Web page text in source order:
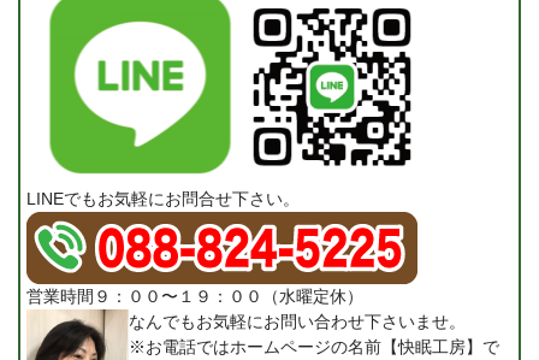
LINEでもお気軽にお問合せ下さい。
営業時間９：００〜１９：００（水曜定休）
なんでもお気軽にお問い合わせ下さいませ。
※お電話ではホームページの名前【快眠工房】で